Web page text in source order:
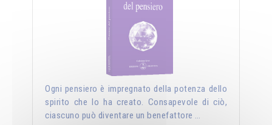
Ogni pensiero è impregnato della potenza dello
spirito che lo ha creato. Consapevole di ciò,
ciascuno può diventare un benefattore …